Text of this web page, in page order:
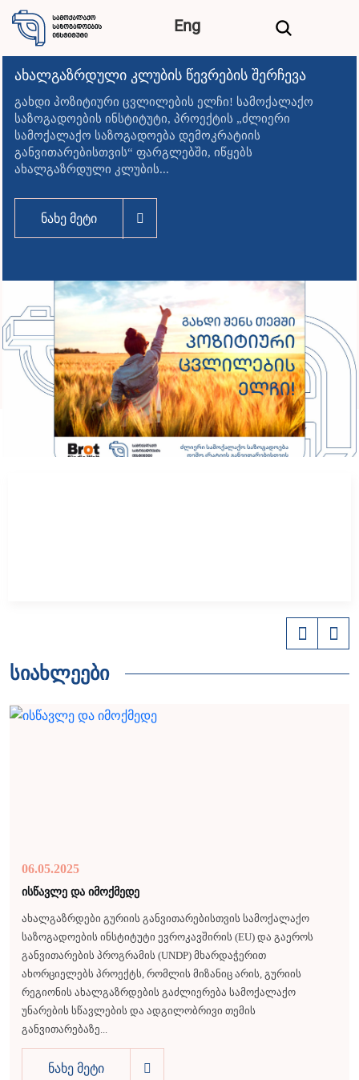
Eng
კლუბის წევრების შერჩევა
ცვლილების ელჩი! სამოქალაქო
ინსტიტუტი, პროექტის „ძლიერი
საზოგადოება დემოკრატიის
ფარგლებში, იწყებს
კლუბის...
დაიწყო
2/5
სიახლეები
06.05.2025
ისწავლე და იმოქმედე
ახალგაზრდები გურიის განვითარებისთვის სამოქალაქო
საზოგადოების ინსტიტუტი ევროკავშირის (EU) და გაეროს
განვითარების პროგრამის (UNDP) მხარდაჭერით
ახორციელებს პროექტს, რომლის მიზანიც არის, გურიის
რეგიონის ახალგაზრდების გაძლიერება სამოქალაქო
უნარების სწავლების და ადგილობრივი თემის
განვითარებაზე...
ნახე მეტი